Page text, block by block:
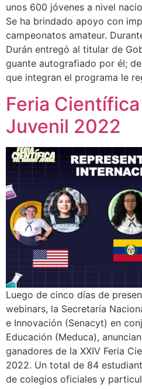
unos 600 jóvenes a nivel
Se ha brindado apoyo con
campeonatos amateur.
Durán entregó al titular de
guante autografiado por él;
que integran el programa le
Feria
Juvenil 2022
Luego de cinco días de
webinars, la Secretaría
e Innovación (Senacyt) en
Educación (Meduca),
ganadores de la XXIV Feria
2022. Un total de 84
de colegios oficiales y